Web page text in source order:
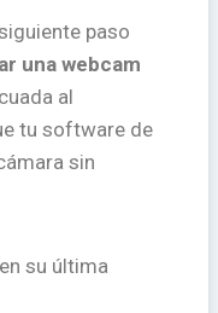
paso
una webcam
al
tu software de
sin
su última